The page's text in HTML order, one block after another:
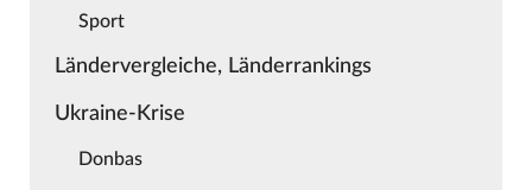
Sport
Ländervergleiche, Länderrankings
Ukraine-Krise
Donbas